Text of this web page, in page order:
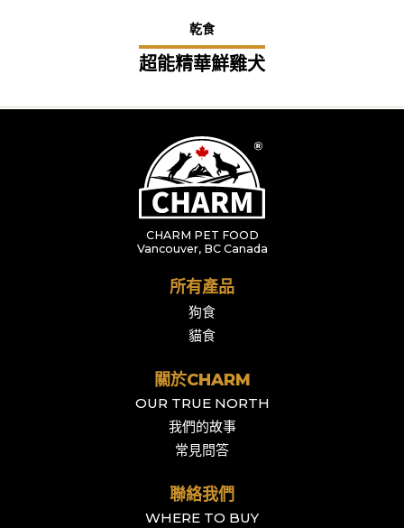
乾食
超能精華鮮雞犬
CHARM PET FOOD
Vancouver, BC Canada
所有產品
狗食
貓食
關於CHARM
OUR TRUE NORTH
我們的故事
常見問答
聯絡我們
WHERE TO BUY